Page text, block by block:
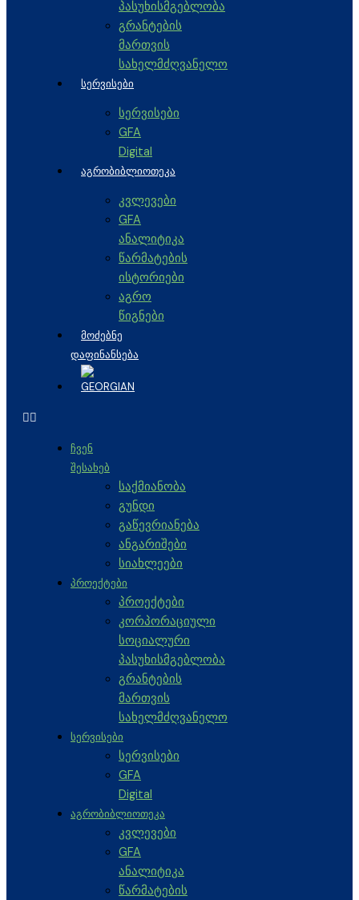
პასუხისმგებლობა
გრანტების
მართვის
სახელმძღვანელო
ᲡᲔᲠᲕᲘᲡᲔᲑᲘ
სერვისები
GFA
Digital
ᲐᲒᲠᲝᲑᲘᲑᲚᲘᲝᲗᲔᲙᲐ
კვლევები
GFA
ანალიტიკა
წარმატების
ისტორიები
აგრო
წიგნები
ᲛᲝᲫᲔᲑᲜᲔ
ᲓᲐᲤᲘᲜᲐᲜᲡᲔᲑᲐ
ᲩᲕᲔᲜ
ᲨᲔᲡᲐᲮᲔᲑ
საქმიანობა
გუნდი
გაწევრიანება
ანგარიშები
სიახლეები
ᲞᲠᲝᲔᲥᲢᲔᲑᲘ
პროექტები
კორპორაციული
სოციალური
პასუხისმგებლობა
გრანტების
მართვის
სახელმძღვანელო
ᲡᲔᲠᲕᲘᲡᲔᲑᲘ
სერვისები
GFA
Digital
ᲐᲒᲠᲝᲑᲘᲑᲚᲘᲝᲗᲔᲙᲐ
კვლევები
GFA
ანალიტიკა
წარმატების